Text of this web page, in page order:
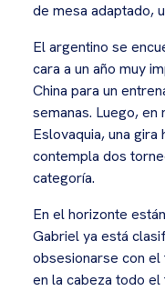
de mesa adaptado,
El argentino se
cara a un año muy
China para un
semanas. Luego, en
Eslovaquia, una gira
contempla dos
categoría.
En el horizonte
Gabriel ya está
obsesionarse con el
en la cabeza todo